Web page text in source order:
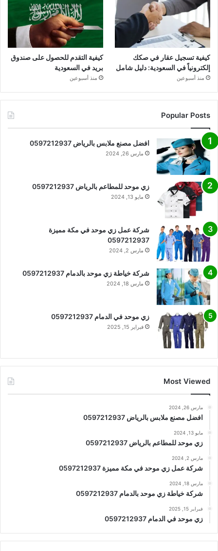
كيفية تسجيل عقار في صكك
إلكترونياً في السعودية: دليل شامل
منذ أسبوعين
كيفية التقدم للحصول على صندوق
بريد في السعودية
منذ أسبوعين
Popular Posts
افضل مصنع ملابس بالرياض 0597212937
مارس 26, 2024
زي موحد للمطاعم بالرياض 0597212937
مايو 13, 2024
شركة عمل زي موحد في مكة مميزة
0597212937
مارس 2, 2024
شركة خياطة زي موحد بالدمام 0597212937
مارس 18, 2024
زي موحد في الدمام 0597212937
فبراير 15, 2025
Most Viewed
مارس 26, 2024
افضل مصنع ملابس بالرياض 0597212937
مايو 13, 2024
زي موحد للمطاعم بالرياض 0597212937
مارس 2, 2024
شركة عمل زي موحد في مكة مميزة 0597212937
مارس 18, 2024
شركة خياطة زي موحد بالدمام 0597212937
فبراير 15, 2025
زي موحد في الدمام 0597212937